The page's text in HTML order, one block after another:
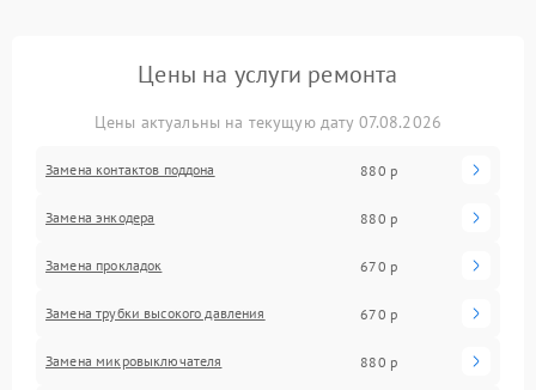
Цены на услуги ремонта
Цены актуальны на текущую дату 07.08.2026
Замена контактов поддона 880 р
Замена энкодера 880 р
Замена прокладок 670 р
Замена трубки высокого давления 670 р
Замена микровыключателя 880 р